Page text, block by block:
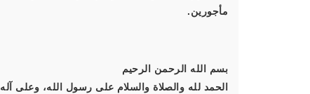
مأجورين.
بسم الله الرحمن الرحيم
الحمد لله والصلاة والسلام على رسول الله، وعلى